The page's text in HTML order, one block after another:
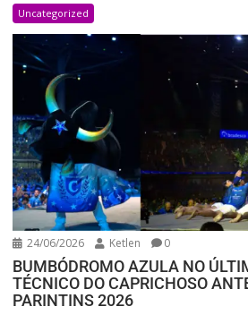
Uncategorized
24/06/2026 Ketlen 0
BUMBÓDROMO AZULA NO
TÉCNICO DO CAPRICHOSO
PARINTINS 2026